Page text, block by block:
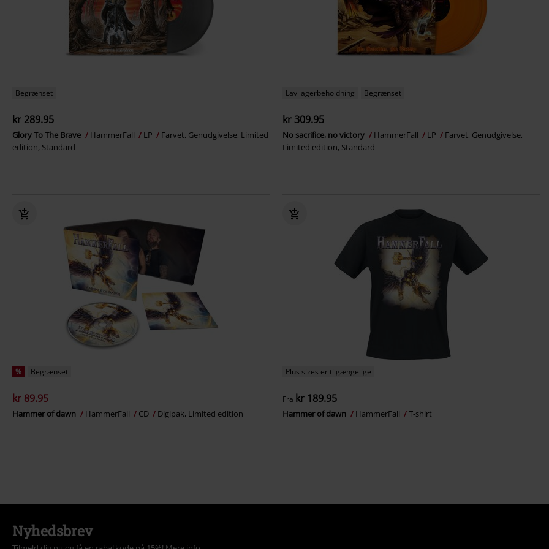
Begrænset
kr 289.95
Glory To The Brave HammerFall LP
Farvet, Genudgivelse, Limited
edition, Standard
Lav lagerbeholdning Begrænset
kr 309.95
No sacrifice, no victory HammerFall LP
Farvet, Genudgivelse,
Limited edition, Standard
% Begrænset
kr 89.95
Hammer of dawn HammerFall CD Digipak, Limited edition
Plus sizes er tilgængelige
Fra kr 189.95
Hammer of dawn HammerFall T-shirt
Nyhedsbrev